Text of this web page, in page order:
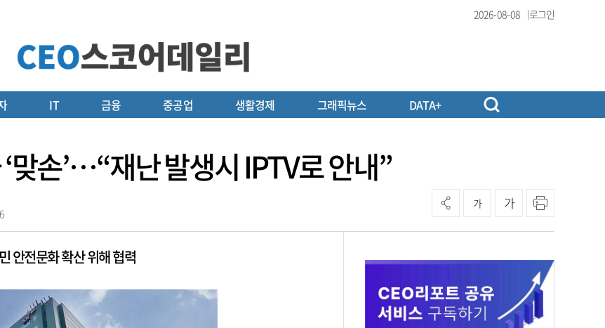
2026-08-08 로그인
IT 금융 중공업 생활경제 그래픽뉴스 DATA+
맞손’…“재난 발생시 IPTV로 안내”
가 가
안전문화 확산 위해 협력